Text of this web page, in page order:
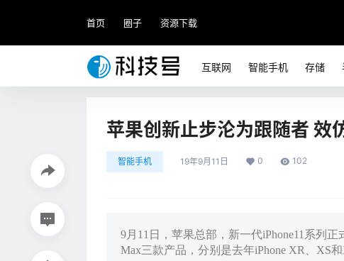
首页 圈子 资源下载
互联网 智能手机 存储
苹果创新止步沦为跟随者 效
智能手机 19年9月11日 0 102
9月11日，苹果总部，新一代iPhone11系列正
Max三款产品，分别是去年iPhone XR、XS